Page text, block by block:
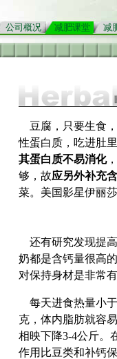
公司概况 减肥课堂 减
豆腐，只要生食
性蛋白质，吃进肚
其蛋白质不易消化，
够，故应另外补充
菜。美国影星伊丽
还有研究发现提
奶都是含钙量很高
对保持身材是非常
每天进食热量小于
克，体内脂肪就容
相映下降3-4公斤。
作用比豆类和补钙